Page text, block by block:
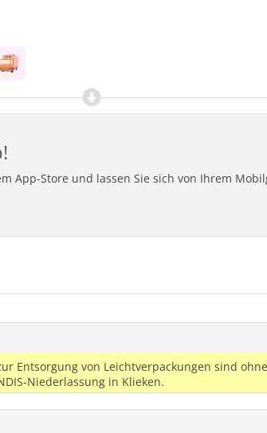
App-Store und lassen Sie sich von Ihrem
Entsorgung von Leichtverpackungen sind
Niederlassung in Klieken.